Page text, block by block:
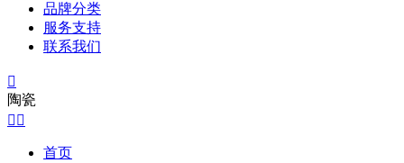
品牌分类
服务支持
联系我们

陶瓷
 
首页